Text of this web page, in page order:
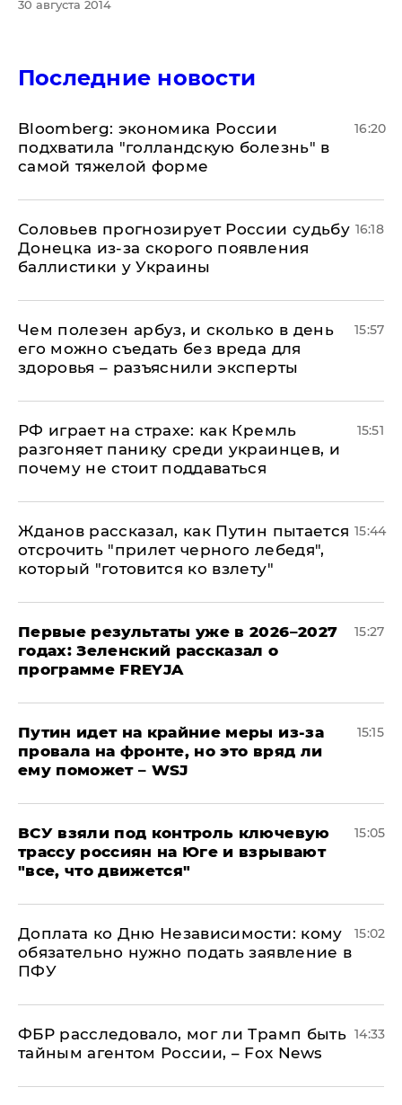
30 августа 2014
Последние новости
Bloomberg: экономика России
подхватила "голландскую болезнь" в
самой тяжелой форме
16:20
Соловьев прогнозирует России судьбу
Донецка из-за скорого появления
баллистики у Украины
16:18
Чем полезен арбуз, и сколько в день
его можно съедать без вреда для
здоровья – разъяснили эксперты
15:57
РФ играет на страхе: как Кремль
разгоняет панику среди украинцев, и
почему не стоит поддаваться
15:51
Жданов рассказал, как Путин пытается
отсрочить "прилет черного лебедя",
который "готовится ко взлету"
15:44
Первые результаты уже в 2026–2027
годах: Зеленский рассказал о
программе FREYJA
15:27
Путин идет на крайние меры из-за
провала на фронте, но это вряд ли
ему поможет – WSJ
15:15
ВСУ взяли под контроль ключевую
трассу россиян на Юге и взрывают
"все, что движется"
15:05
Доплата ко Дню Независимости: кому
обязательно нужно подать заявление в
ПФУ
15:02
ФБР расследовало, мог ли Трамп быть
тайным агентом России, – Fox News
14:33